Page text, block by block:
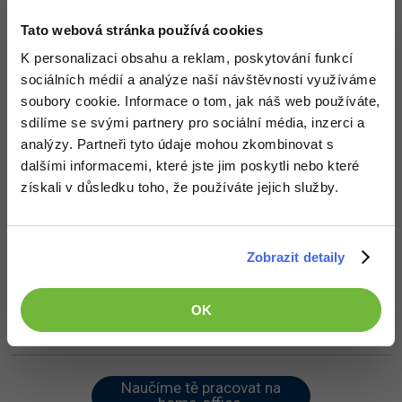
Tato webová stránka používá cookies
K personalizaci obsahu a reklam, poskytování funkcí
sociálních médií a analýze naší návštěvnosti využíváme
soubory cookie. Informace o tom, jak náš web používáte,
sdílíme se svými partnery pro sociální média, inzerci a
analýzy. Partneři tyto údaje mohou zkombinovat s
dalšími informacemi, které jste jim poskytli nebo které
získali v důsledku toho, že používáte jejich služby.
Zobrazit detaily
OK
WordPress
SEO -30%
UX
Business
Kryptoměny
Time management
Adobe Lightroom -30%
Adobe XD -15%
Adobe InDesign -25%
Adobe After Effects
Blender -80%
-80%
Nahoru Odpovědět
h.honzicek: 20.6.2014 23:32
jeste bych potřeboval jednu věc moje 3d gamesky jedou i v html5
ale je to hrozne sekavy jako bych měl pomalé pc ale například
tanki online jedou normalne nemusi se v tom kodu neco
zkomprimovat?
Nahoru Odpovědět
21.6.2014 13:44
Nahoru Odpovědět
Naučíme tě pracovat na